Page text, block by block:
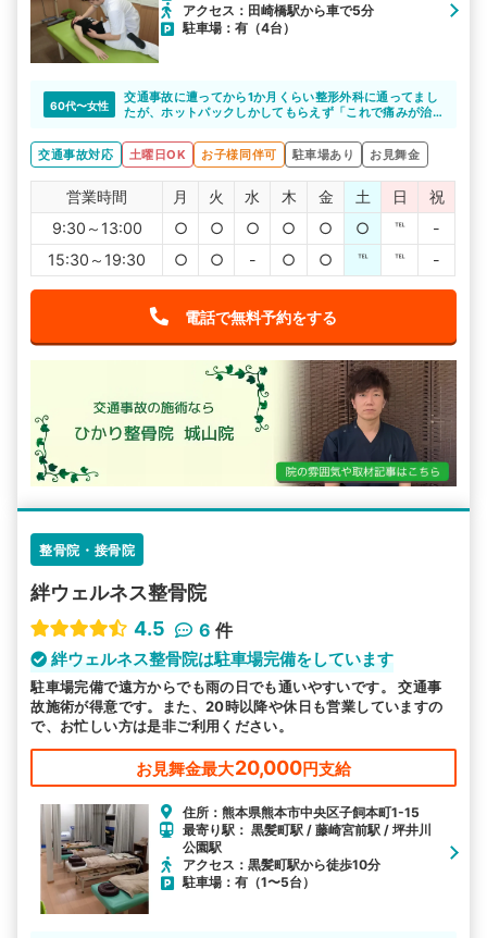
アクセス：田崎橋駅から車で5分
駐車場：有（4台）
60代〜女性
交通事故に遭ってから1か月くらい整形外科に通ってまし
たが、ホットパックしかしてもらえず「これで痛みが治
ひかり整骨院さんに相談した所、施術できると言っても
らえたので、通い始めたら痛い所がどこか分からなかっ
した。先生たちもその都度話をしっかりと聞いてくれ一
生懸命してくれます。ひかり整骨院の先生方いつもあり
がとうございます。
交通事故対応 土曜日OK お子様同伴可 駐車場あり お見舞金
営業時間 月 火 水 木 金 土 日
祝
9:30～13:00
○ ○ ○ ○ ○ ○ ℡
-
15:30～19:30
○ ○ - ○ ○ ℡ ℡ -
電話で無料予約をする
整骨院・接骨院
絆ウェルネス整骨院
4.5
6 件
絆ウェルネス整骨院は駐車場完備をしています
駐車場完備で遠方からでも雨の日でも通いやすいです。 交通事
故施術が得意です。また、20時以降や休日も営業していますの
で、お忙しい方は是非ご利用ください。
お見舞金最大20,000円支給
住所：熊本県熊本市中央区子飼本町1-15
最寄り駅： 黒髪町駅 / 藤崎宮前駅 / 坪井川
公園駅
アクセス：黒髪町駅から徒歩10分
駐車場：有（1〜5台）